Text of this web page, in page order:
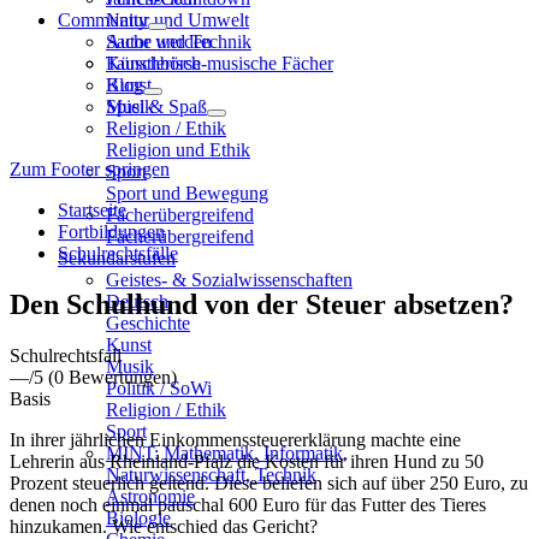
Natur und Umwelt
Sache und Technik
Künstlerisch-musische Fächer
Kunst
Musik
Religion / Ethik
Religion und Ethik
Sport
Sport und Bewegung
Fächerübergreifend
Fächerübergreifend
Sekundarstufen
Geistes- & Sozialwissenschaften
Deutsch
Geschichte
Kunst
Musik
Politik / SoWi
Religion / Ethik
Sport
MINT: Mathematik, Informatik,
Naturwissenschaft, Technik
Astronomie
Biologie
Community
Autor werden
Tauschbörse
Blog
Spiel & Spaß
Zum Footer springen
Startseite
Fortbildungen
Schulrechtsfälle
Den Schulhund von der Steuer absetzen?
Schulrechtsfall
—/5 (0 Bewertungen)
Basis
In ihrer jährlichen Einkommenssteuererklärung machte eine
Lehrerin aus Rheinland-Pfalz die Kosten für ihren Hund zu 50
Prozent steuerlich geltend. Diese beliefen sich auf über 250 Euro, zu
denen noch einmal pauschal 600 Euro für das Futter des Tieres
hinzukamen. Wie entschied das Gericht?